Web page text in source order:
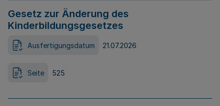
Gesetz zur Änderung des
Kinderbildungsgesetzes
Ausfertigungsdatum 21.07.2026
Seite 525